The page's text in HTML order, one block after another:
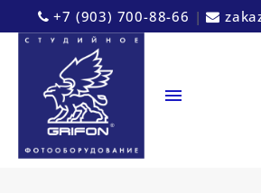
+7 (903) 700-88-66 |
